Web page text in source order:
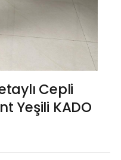
Cepli
Yeşili KADO